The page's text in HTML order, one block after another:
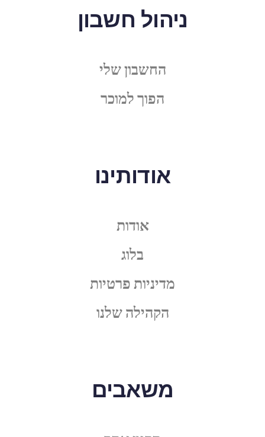
ניהול חשבון
החשבון שלי
הפוך למוכר
אודותינו
אודות
בלוג
מדיניות פרטיות
הקהילה שלנו
משאבים